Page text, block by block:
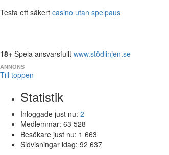
Testa ett säkert casino utan spelpaus
18+ Spela ansvarsfullt www.stödlinjen.se
ANNONS
Till toppen
Statistik
Inloggade just nu: 2
Medlemmar: 63 528
Besökare just nu: 1 663
Sidvisningar idag: 92 637